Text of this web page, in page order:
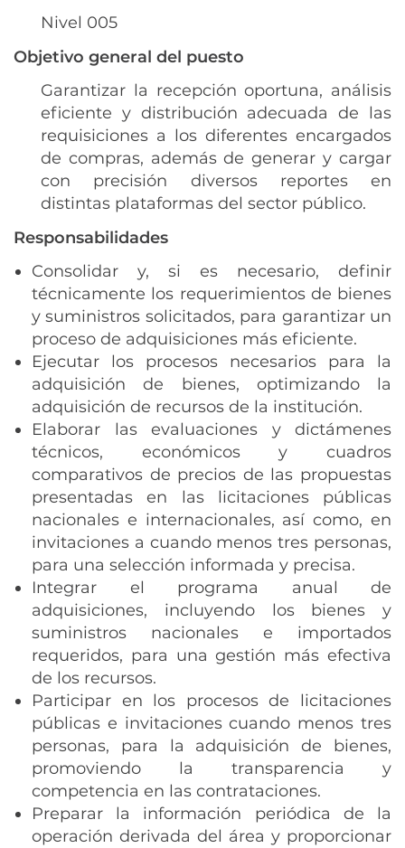
Nivel 005
Objetivo general del puesto
Garantizar la recepción oportuna, análisis
eficiente y distribución adecuada de las
requisiciones a los diferentes encargados
de compras, además de generar y cargar
con precisión diversos reportes en
distintas plataformas del sector público.
Responsabilidades
Consolidar y, si es necesario, definir
técnicamente los requerimientos de bienes
y suministros solicitados, para garantizar un
proceso de adquisiciones más eficiente.
Ejecutar los procesos necesarios para la
adquisición de bienes, optimizando la
adquisición de recursos de la institución.
Elaborar las evaluaciones y dictámenes
técnicos, económicos y cuadros
comparativos de precios de las propuestas
presentadas en las licitaciones públicas
nacionales e internacionales, así como, en
invitaciones a cuando menos tres personas,
para una selección informada y precisa.
Integrar el programa anual de
adquisiciones, incluyendo los bienes y
suministros nacionales e importados
requeridos, para una gestión más efectiva
de los recursos.
Participar en los procesos de licitaciones
públicas e invitaciones cuando menos tres
personas, para la adquisición de bienes,
promoviendo la transparencia y
competencia en las contrataciones.
Preparar la información periódica de la
operación derivada del área y proporcionar